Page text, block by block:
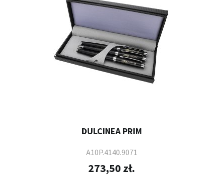
DULCINEA PRIM
A10P.4140.9071
273,50 zł.